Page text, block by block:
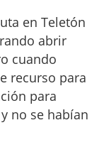
en Teletón
abrir
cuando
recurso para
para
no se habían